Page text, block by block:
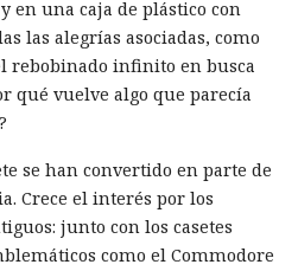
en una caja de plástico con
las alegrías asociadas, como
rebobinado infinito en busca
qué vuelve algo que parecía
se han convertido en parte de
Crece el interés por los
junto con los casetes
como el Commodore